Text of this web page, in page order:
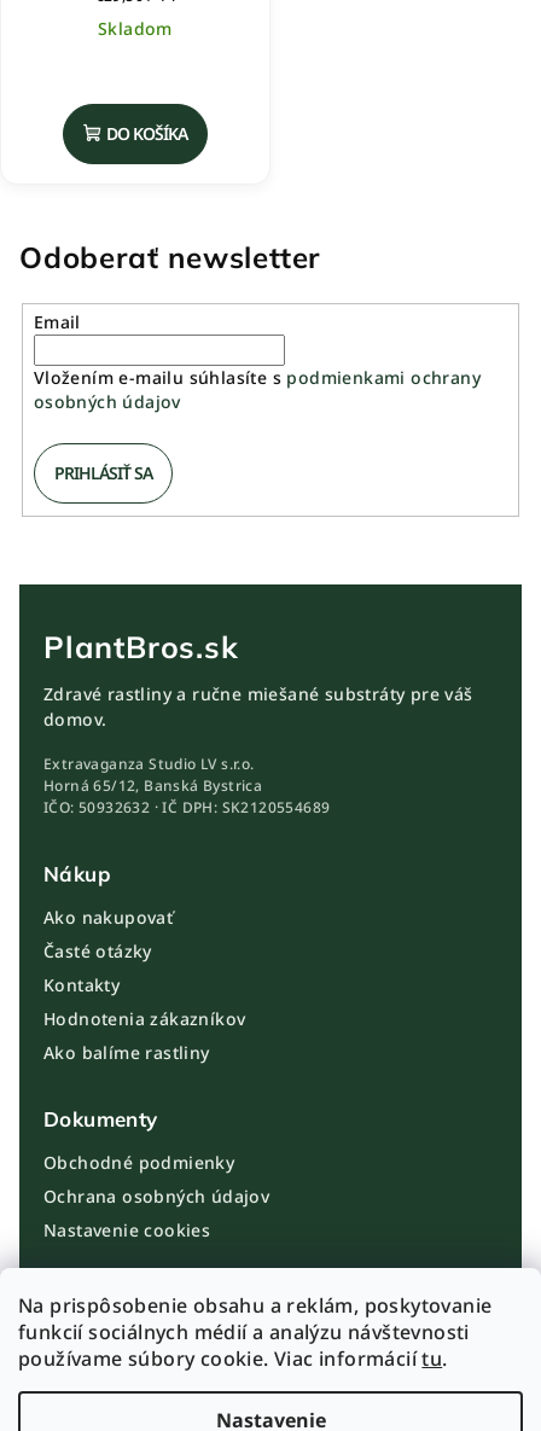
Na prispôsobenie obsahu a reklám, poskytovanie
funkcií sociálnych médií a analýzu návštevnosti
používame súbory cookie. Viac informáciítu.
Nastavenie
cena:
Skladom
DO KOŠÍKA
Odoberať newsletter
Email
Vložením e-mailu súhlasíte s podmienkami ochrany
osobných údajov
PRIHLÁSIŤ SA
PlantBros.sk
Zdravé rastliny a ručne miešané substráty pre váš
domov.
Extravaganza Studio LV s.r.o.
Horná 65/12, Banská Bystrica
IČO: 50932632 · IČ DPH: SK2120554689
Nákup
Ako nakupovať
Časté otázky
Kontakty
Hodnotenia zákazníkov
Ako balíme rastliny
Dokumenty
Obchodné podmienky
Ochrana osobných údajov
Nastavenie cookies
Kontakt
info@plantbros.sk
+421 910 100 099
Instagram PlantBros